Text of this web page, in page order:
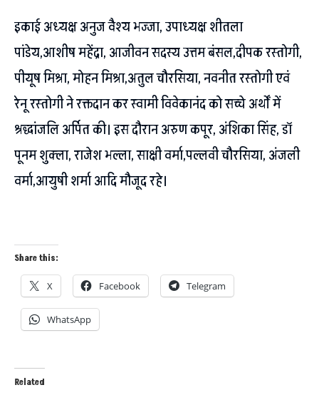
इकाई अध्यक्ष अनुज वैश्य भज्जा, उपाध्यक्ष शीतला
पांडेय,आशीष महेंद्रा, आजीवन सदस्य उत्तम बंसल,दीपक रस्तोगी,
पीयूष मिश्रा, मोहन मिश्रा,अतुल चौरसिया, नवनीत रस्तोगी एवं
रेनू रस्तोगी ने रक्तदान कर स्वामी विवेकानंद को सच्चे अर्थों में
श्रद्धांजलि अर्पित की। इस दौरान अरुण कपूर, अंशिका सिंह, डॉ
पूनम शुक्ला, राजेश भल्ला, साक्षी वर्मा,पल्लवी चौरसिया, अंजली
वर्मा,आयुषी शर्मा आदि मौजूद रहे।
Share this:
X Facebook Telegram
WhatsApp
Related